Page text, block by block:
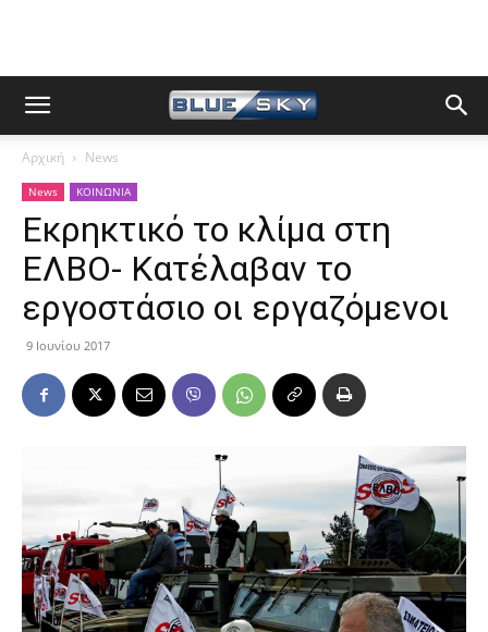
Αρχική News
News ΚΟΙΝΩΝΙΑ
Εκρηκτικό το κλίμα στη
ΕΛΒΟ- Κατέλαβαν το
εργοστάσιο οι εργαζόμενοι
9 Ιουνίου 2017